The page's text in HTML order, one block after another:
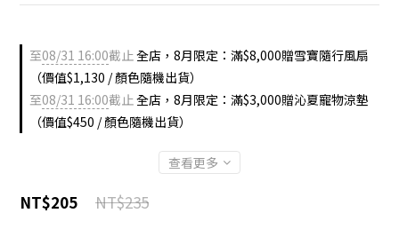
至08/31 16:00截止全店，8月限定：滿$8,000贈雪寶隨行風扇
（價值$1,130 / 顏色隨機出貨）
至08/31 16:00截止全店，8月限定：滿$3,000贈沁夏寵物涼墊
（價值$450 / 顏色隨機出貨）
查看更多
NT$235
NT$205